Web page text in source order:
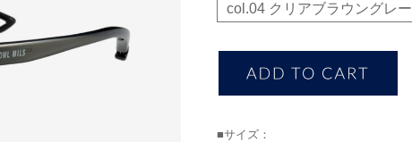
col.04 クリアブラウングレー
■サイズ：